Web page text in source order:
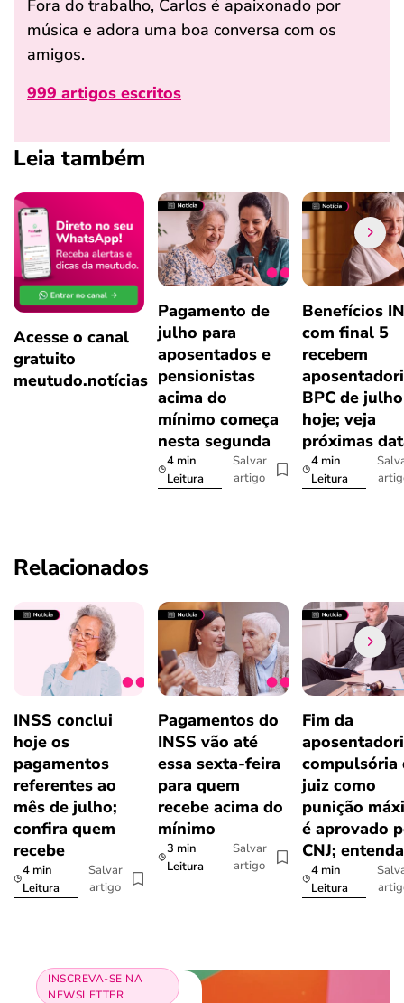
Fora do trabalho, Carlos é apaixonado por
música e adora uma boa conversa com os
amigos.
999 artigos escritos
Leia também
Acesse o canal
gratuito
meutudo.notícias
Pagamento de
julho para
aposentados e
pensionistas
acima do
mínimo começa
nesta segunda
4 min
Leitura
Salvar
artigo
Benefícios
com final 5
recebem
BPC de julho
hoje; veja
próximas
4 min
Leitura
Relacionados
INSS conclui
hoje os
pagamentos
referentes ao
mês de julho;
confira quem
recebe
4 min
Leitura
Salvar
artigo
Pagamentos do
INSS vão até
essa sexta-feira
para quem
recebe acima do
mínimo
3 min
Leitura
Salvar
artigo
Fim da
compulsória
juiz como
punição
é aprovado
CNJ; entenda
4 min
Leitura
INSCREVA-SE NA
NEWSLETTER